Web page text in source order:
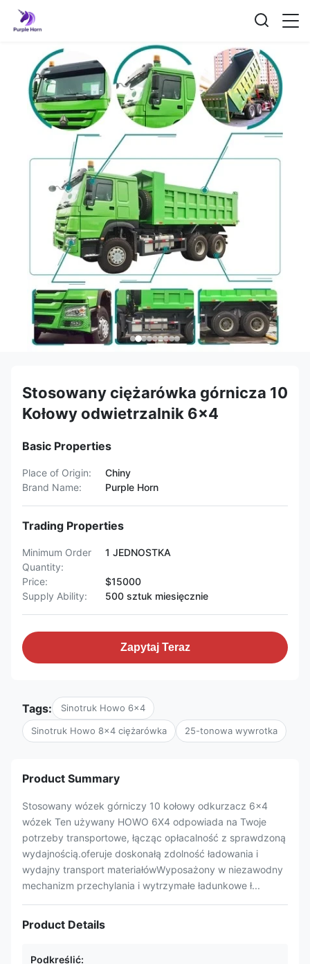
Stosowany ciężarówka górnicza 10
Kołowy odwietrzalnik 6x4
Basic Properties
Place of Origin:
Chiny
Brand Name:
Purple Horn
Trading Properties
Minimum Order
Quantity:
1 JEDNOSTKA
Price:
$15000
Supply Ability:
500 sztuk miesięcznie
Zapytaj Teraz
Tags: Sinotruk Howo 6x4
Sinotruk Howo 8x4 ciężarówka 25-tonowa wywrotka
Product Summary
Stosowany wózek górniczy 10 kołowy odkurzacz 6x4
wózek Ten używany HOWO 6X4 odpowiada na Twoje
potrzeby transportowe, łącząc opłacalność z sprawdzoną
wydajnością.oferuje doskonałą zdolność ładowania i
wydajny transport materiałówWyposażony w niezawodny
mechanizm przechylania i wytrzymałe ładunkowe ł...
Product Details
Podkreślić: